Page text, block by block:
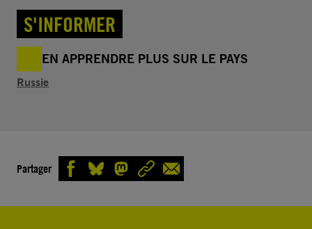
S'INFORMER
EN APPRENDRE PLUS SUR LE PAYS
Russie
Partager